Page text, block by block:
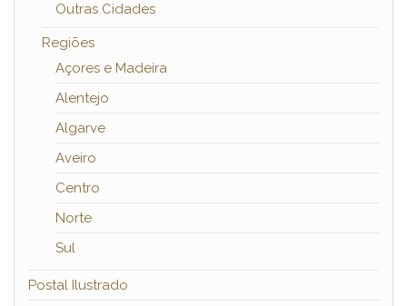
Outras Cidades
Regiões
Açores e Madeira
Alentejo
Algarve
Aveiro
Centro
Norte
Sul
Postal Ilustrado